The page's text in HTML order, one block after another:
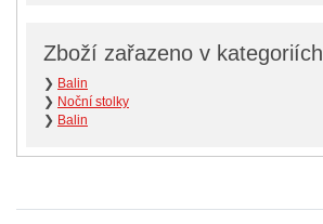
Zboží zařazeno v kategoriích
❯ Balin
❯ Noční stolky
❯ Balin